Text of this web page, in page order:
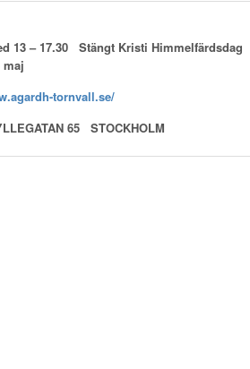
13 – 17.30 Stängt Kristi Himmelfärdsdag
maj
tornvall.se/
65 STOCKHOLM